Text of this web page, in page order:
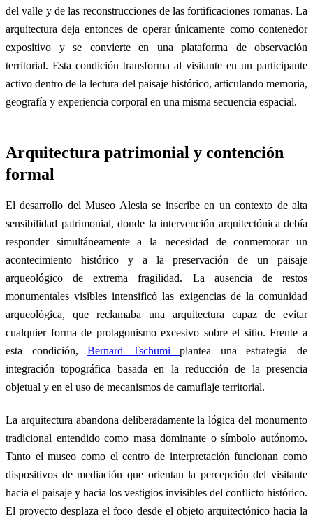
del valle y de las reconstrucciones de las fortificaciones romanas. La
arquitectura deja entonces de operar únicamente como contenedor
expositivo y se convierte en una plataforma de observación
territorial. Esta condición transforma al visitante en un participante
activo dentro de la lectura del paisaje histórico, articulando memoria,
geografía y experiencia corporal en una misma secuencia espacial.
Arquitectura patrimonial y contención
formal
El desarrollo del Museo Alesia se inscribe en un contexto de alta
sensibilidad patrimonial, donde la intervención arquitectónica debía
responder simultáneamente a la necesidad de conmemorar un
acontecimiento histórico y a la preservación de un paisaje
arqueológico de extrema fragilidad. La ausencia de restos
monumentales visibles intensificó las exigencias de la comunidad
arqueológica, que reclamaba una arquitectura capaz de evitar
cualquier forma de protagonismo excesivo sobre el sitio. Frente a
esta condición,Bernard Tschumiplantea una estrategia de
integración topográfica basada en la reducción de la presencia
objetual y en el uso de mecanismos de camuflaje territorial.
La arquitectura abandona deliberadamente la lógica del monumento
tradicional entendido como masa dominante o símbolo autónomo.
Tanto el museo como el centro de interpretación funcionan como
dispositivos de mediación que orientan la percepción del visitante
hacia el paisaje y hacia los vestigios invisibles del conflicto histórico.
El proyecto desplaza el foco desde el objeto arquitectónico hacia la